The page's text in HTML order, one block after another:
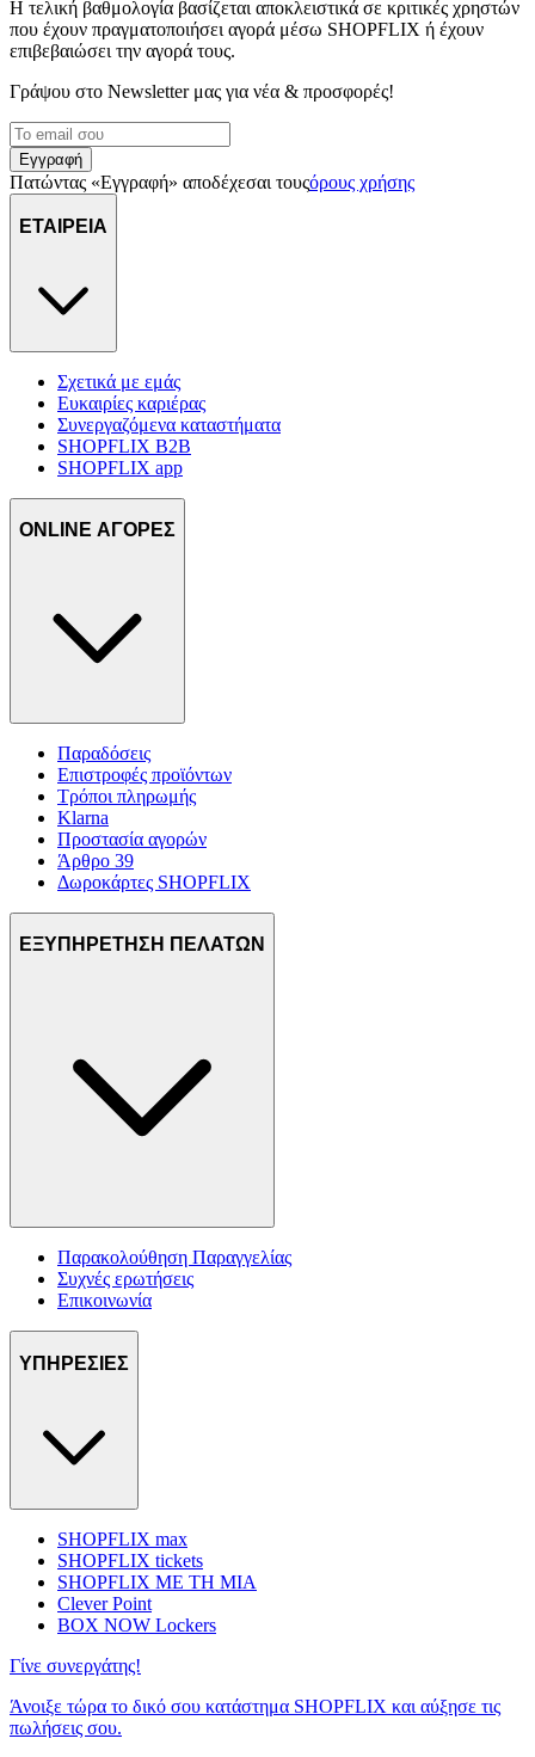
διαφημίσεων και περιεχομένου, τις μετρήσεις σχετικά με
διαφημίσεις και περιεχόμενο, την καλύτερη εικόνα του κοινού
μας και την ανάπτυξη προϊόντων. Επίσης, κοινοποιούμε
τοποθεσίας μας στους συνεργάτες μέσων κοινωνικής
δικτύωσης, διαφημίσεων και ανάλυσης.
Η τελική βαθμολογία βασίζεται αποκλειστικά σε κριτικές χρηστών
που έχουν πραγματοποιήσει αγορά μέσω SHOPFLIX ή έχουν
επιβεβαιώσει την αγορά τους.
Γράψου στο Νewsletter μας για νέα & προσφορές!
Εγγραφή
Πατώντας «Εγγραφή» αποδέχεσαι τουςόρους χρήσης
ΕΤΑΙΡΕΙΑ
Σχετικά με εμάς
Ευκαιρίες καριέρας
Συνεργαζόμενα καταστήματα
SHOPFLIX B2B
SHOPFLIX app
ONLINE ΑΓΟΡΕΣ
Παραδόσεις
Επιστροφές προϊόντων
Τρόποι πληρωμής
Klarna
Προστασία αγορών
Άρθρο 39
Δωροκάρτες SHOPFLIX
ΕΞΥΠΗΡΕΤΗΣΗ ΠΕΛΑΤΩΝ
Παρακολούθηση Παραγγελίας
Συχνές ερωτήσεις
Επικοινωνία
ΥΠΗΡΕΣΙΕΣ
SHOPFLIX max
SHOPFLIX tickets
SHOPFLIX ΜΕ ΤΗ ΜΙΑ
Clever Point
BOX NOW Lockers
Γίνε συνεργάτης!
Άνοιξε τώρα το δικό σου κατάστημα SHOPFLIX και αύξησε τις
πωλήσεις σου.